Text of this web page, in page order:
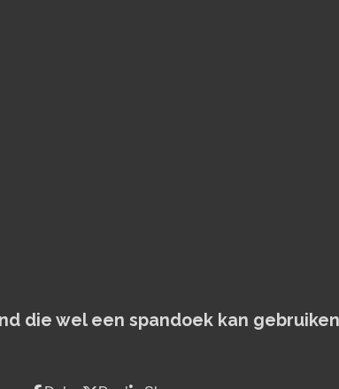
die wel een spandoek kan